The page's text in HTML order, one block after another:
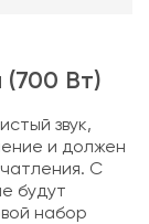
(700 Вт)
звук,
и должен
С
будут
набор